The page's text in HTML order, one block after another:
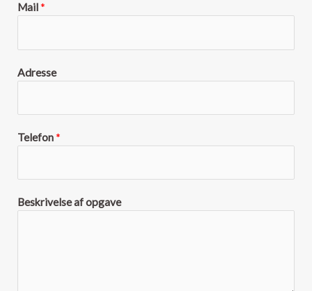
Mail*
Adresse
Telefon*
Beskrivelse af opgave